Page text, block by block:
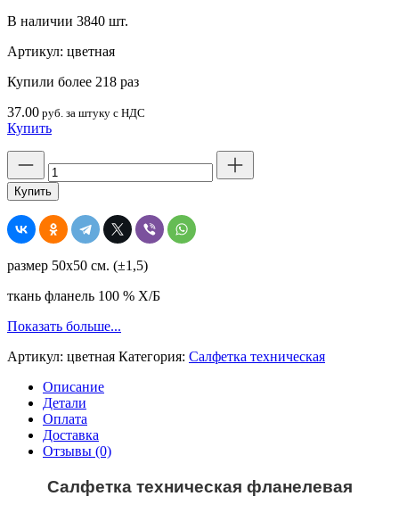
В наличии 3840 шт.
Артикул: цветная
Купили более 218 раз
37.00 руб. за штуку с НДС
Купить
товара
Салфетка
техническая,
бесшовная,
фланель,
Иваново,
плотность
170,
хлопок
%
Купить
размер 50х50 см. (±1,5)
ткань фланель 100 % Х/Б
Показать больше...
Артикул: цветная Категория: Салфетка техническая
Описание
Детали
Оплата
Доставка
Отзывы (0)
Салфетка техническая фланелевая